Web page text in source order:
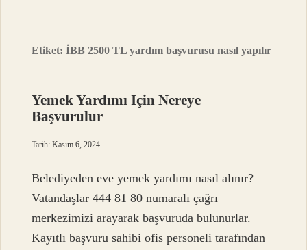
Etiket:İBB 2500 TL yardım başvurusu nasıl yapılır
Yemek Yardımı Için Nereye
Başvurulur
Tarih: Kasım 6, 2024
Belediyeden eve yemek yardımı nasıl alınır?
Vatandaşlar 444 81 80 numaralı çağrı
merkezimizi arayarak başvuruda bulunurlar.
Kayıtlı başvuru sahibi ofis personeli tarafından